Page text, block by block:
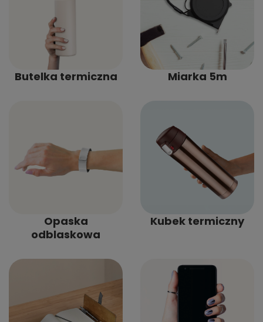
Butelka termiczna Miarka 5m
Opaska
odblaskowa
Kubek termiczny